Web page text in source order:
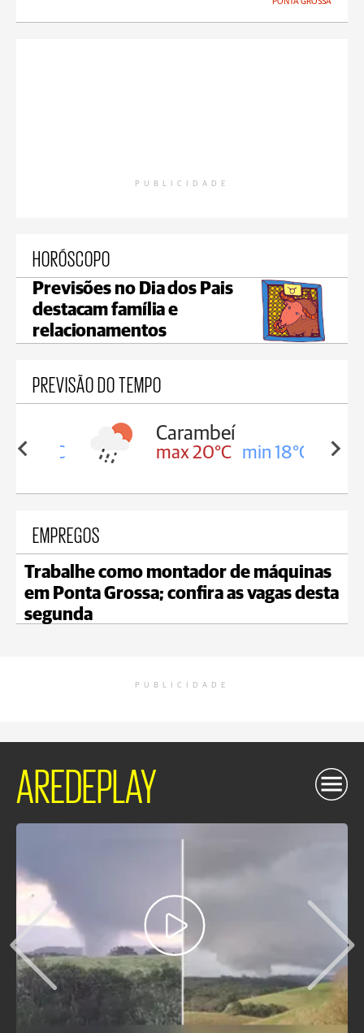
PUBLICIDADE
HORÓSCOPO
Previsões no Dia dos Pais
destacam família e
relacionamentos
PREVISÃO DO TEMPO
18°C
Carambeí
max 20°C min 18°C
EMPREGOS
Trabalhe como montador de máquinas
em Ponta Grossa; confira as vagas desta
segunda
PUBLICIDADE
AREDEPLAY